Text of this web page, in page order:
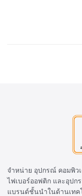
จำหน่าย อุปกรณ์ คอมพิวเ
ไฟเบอร์ออฟติก และอุปก
แบรนด์ชั้นนำในด้านเทค